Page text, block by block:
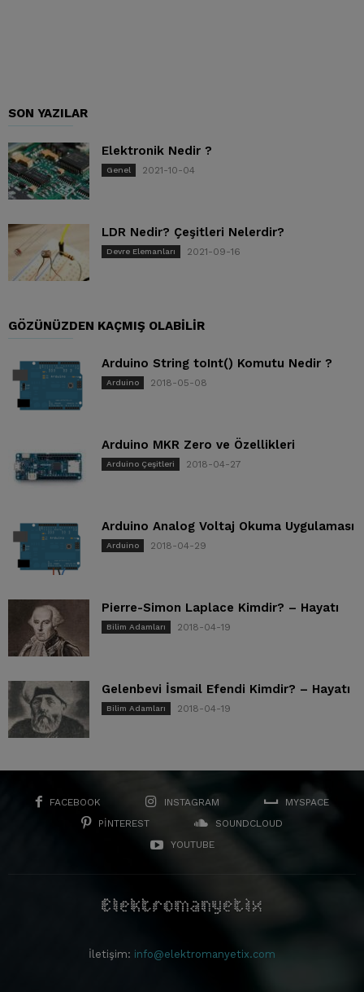
SON YAZILAR
Elektronik Nedir ?
Genel 2021-10-04
LDR Nedir? Çeşitleri Nelerdir?
Devre Elemanları 2021-09-16
GÖZÜNÜZDEN KAÇMIŞ OLABILIR
Arduino String toInt() Komutu Nedir ?
Arduino 2018-05-08
Arduino MKR Zero ve Özellikleri
Arduino Çeşitleri 2018-04-27
Arduino Analog Voltaj Okuma Uygulaması
Arduino 2018-04-29
Pierre-Simon Laplace Kimdir? – Hayatı
Bilim Adamları 2018-04-19
Gelenbevi İsmail Efendi Kimdir? – Hayatı
Bilim Adamları 2018-04-19
FACEBOOK INSTAGRAM
MYSPACE
PINTEREST
SOUNDCLOUD
YOUTUBE
İletişim: info@elektromanyetix.com